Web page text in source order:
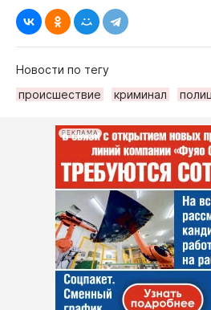
Новости по тегу
происшествие
криминал
РЕКЛАМА